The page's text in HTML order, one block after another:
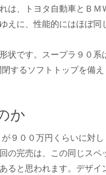
は、トヨタ自動車とＢＭ
えに、性能的にはほぼ同
状です。スープラ９０系
するソフトトップを備え
か
９００万円くらいに対し
の完売は、この同じスペ
ると思われます。デザイ